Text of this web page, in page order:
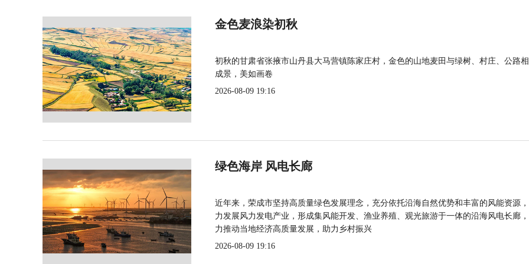
金色麦浪染初秋
初秋的甘肃省张掖市山丹县大马营镇陈家庄村，金色的山地麦田与绿树、村庄、公路
成景，美如画卷
2026-08-09 19:16
绿色海岸 风电长廊
近年来，荣成市坚持高质量绿色发展理念，充分依托沿海自然优势和丰富的风能资源
力发展风力发电产业，形成集风能开发、渔业养殖、观光旅游于一体的沿海风电长廊
力推动当地经济高质量发展，助力乡村振兴
2026-08-09 19:16